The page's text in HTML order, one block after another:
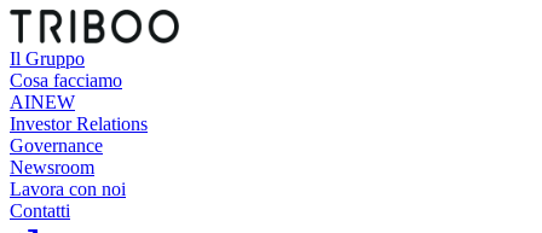
Il Gruppo
Cosa facciamo
AINEW
Investor Relations
Governance
Newsroom
Lavora con noi
Contatti